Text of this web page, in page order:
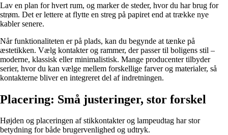
Lav en plan for hvert rum, og marker de steder, hvor du har brug for
strøm. Det er lettere at flytte en streg på papiret end at trække nye
kabler senere.
Når funktionaliteten er på plads, kan du begynde at tænke på
æstetikken. Vælg kontakter og rammer, der passer til boligens stil –
moderne, klassisk eller minimalistisk. Mange producenter tilbyder
serier, hvor du kan vælge mellem forskellige farver og materialer, så
kontakterne bliver en integreret del af indretningen.
Placering: Små justeringer, stor forskel
Højden og placeringen af stikkontakter og lampeudtag har stor
betydning for både brugervenlighed og udtryk.